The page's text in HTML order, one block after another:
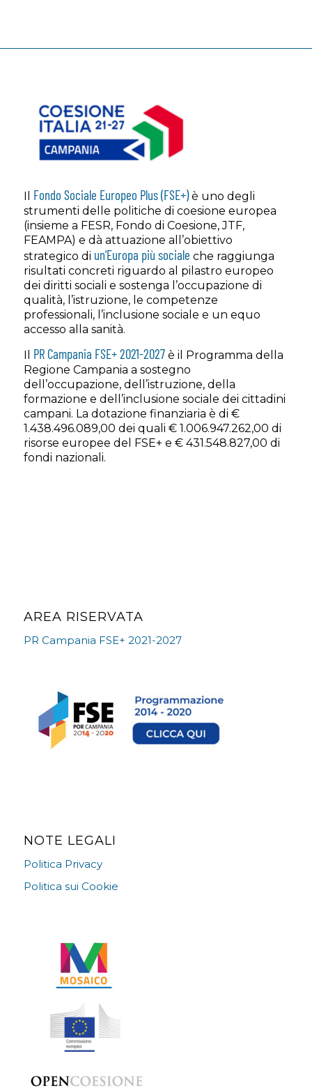
Fondo Sociale Europeo Plus (FSE+)è uno degli
strumenti delle politiche di coesione europea
(insieme a FESR, Fondo di Coesione, JTF,
FEAMPA) e dà attuazione all’obiettivo
strategico di un’Europa più sociale che raggiunga
risultati concreti riguardo al pilastro europeo
dei diritti sociali e sostenga l’occupazione di
qualità, l’istruzione, le competenze
professionali, l’inclusione sociale e un equo
accesso alla sanità.
Il PR Campania FSE+ 2021-2027è il Programma della
Regione Campania a sostegno
dell’occupazione, dell’istruzione, della
formazione e dell’inclusione sociale dei cittadini
campani. La dotazione finanziaria è di €
1.438.496.089,00 dei quali € 1.006.947.262,00 di
risorse europee del FSE+ e € 431.548.827,00 di
fondi nazionali.
AREA RISERVATA
PR Campania FSE+ 2021-2027
NOTE LEGALI
Politica Privacy
Politica sui Cookie